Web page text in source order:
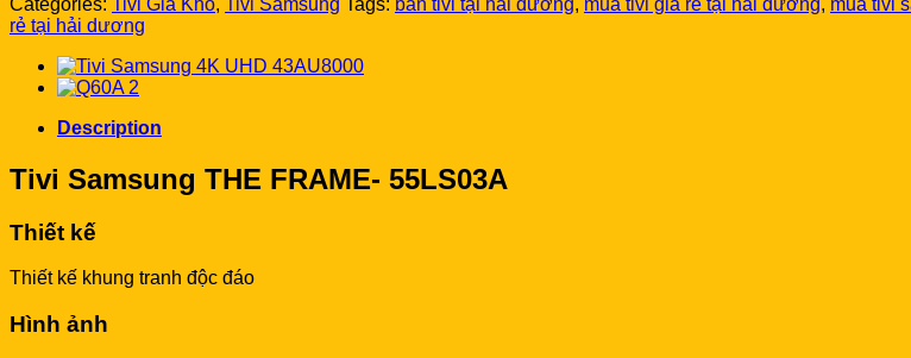
FRAME-
55LS03A
quantity
rẻ tại hải dương
Description
Tivi Samsung THE FRAME- 55LS03A
Thiết kế
Thiết kế khung tranh độc đáo
Hình ảnh